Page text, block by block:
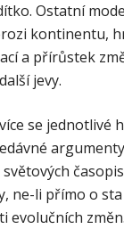
Ostatní
kontinentu,
a přírůstek
jevy.
se jednotlivé
ne-li přímo o